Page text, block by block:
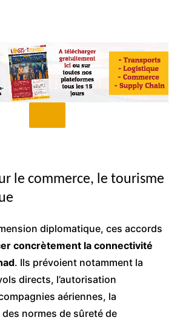
le commerce, le tourisme
diplomatique, ces accords
concrètement la connectivité
. Ils prévoient notamment la
directs, l’autorisation
aériennes, la
normes de sûreté de